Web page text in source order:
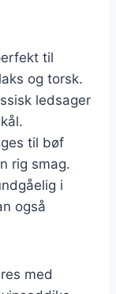
til
og torsk.
ledsager
til bøf
rig smag.
i
også
med